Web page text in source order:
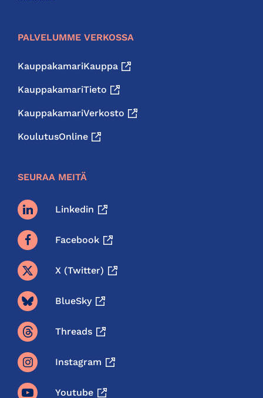
PALVELUMME VERKOSSA
KauppakamariKauppa
KauppakamariTieto
KauppakamariVerkosto
KoulutusOnline
SEURAA MEITÄ
Linkedin
Facebook
X (twitter)
BlueSky
Threads
Instagram
Youtube